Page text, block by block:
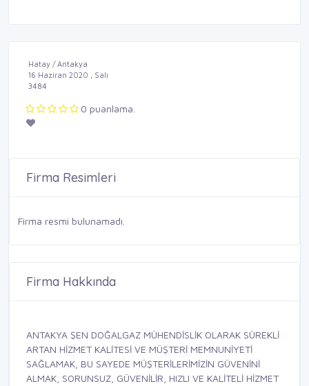
Hatay / Antakya
16 Haziran 2020 , Salı
3484
0 puanlama.
Firma Resimleri
Firma resmi bulunamadı.
Firma Hakkında
ANTAKYA ŞEN DOĞALGAZ MÜHENDİSLİK OLARAK SÜREKLİ
ARTAN HİZMET KALİTESİ VE MÜŞTERİ MEMNUNİYETİ
SAĞLAMAK, BU SAYEDE MÜŞTERİLERİMİZİN GÜVENİNİ
ALMAK, SORUNSUZ, GÜVENİLİR, HIZLI VE KALİTELİ HİZMET